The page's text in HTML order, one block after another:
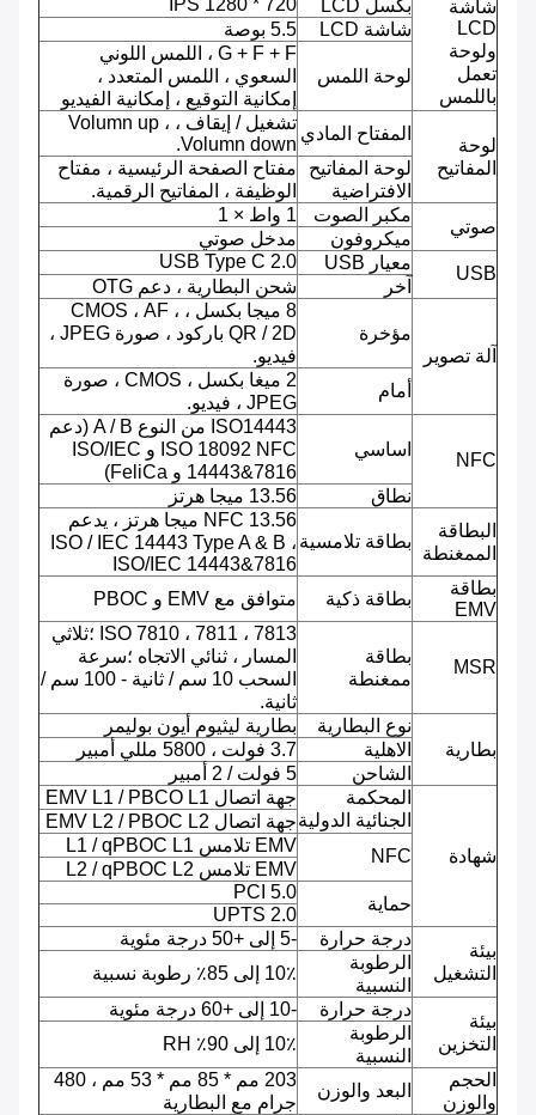
شاشة
LCD
ولوحة
تعمل
باللمس
بكسل LCD
720 * 1280 IPS
شاشة LCD
5.5 بوصة
لوحة اللمس
G + F + F ، اللمس اللوني
السعوي ، اللمس المتعدد ،
إمكانية التوقيع ، إمكانية الفيديو
لوحة
المفاتيح
المفتاح المادي
تشغيل / إيقاف ، Volumn up ،
Volumn down.
لوحة المفاتيح
الافتراضية
مفتاح الصفحة الرئيسية ، مفتاح
الوظيفة ، المفاتيح الرقمية.
صوتي
مكبر الصوت
1 واط × 1
ميكروفون
مدخل صوتي
USB
معيار USB
USB Type C 2.0
آخر
شحن البطارية ، دعم OTG
آلة تصوير
مؤخرة
8 ميجا بكسل ، CMOS ، AF ،
QR / 2D باركود ، صورة JPEG ،
فيديو.
أمام
2 ميغا بكسل ، CMOS ، صورة
JPEG ، فيديو.
NFC
اساسي
ISO14443 من النوع A / B (دعم
ISO 18092 NFC و ISO/IEC
14443&7816 و FeliCa)
نطاق
13.56 ميجا هرتز
البطاقة
الممغنطة
بطاقة تلامسية
NFC 13.56 ميجا هرتز ، يدعم
ISO / IEC 14443 Type A & B ،
ISO/IEC 14443&7816
بطاقة
EMV
بطاقة ذكية متوافق مع EMV و PBOC
MSR
بطاقة
ممغنطة
ISO 7810 ، 7811 ، 7813 ؛ثلاثي
المسار ، ثنائي الاتجاه ؛سرعة
السحب 10 سم / ثانية - 100 سم /
ثانية.
بطارية
نوع البطارية
بطارية ليثيوم أيون بوليمر
الاهلية
3.7 فولت ، 5800 مللي أمبير
الشاحن
5 فولت / 2 أمبير
شهادة
المحكمة
الجنائية الدولية
جهة اتصال EMV L1 / PBCO L1
جهة اتصال EMV L2 / PBOC L2
NFC
EMV تلامس L1 / qPBOC L1
EMV تلامس L2 / qPBOC L2
حماية
PCI 5.0
UPTS 2.0
بيئة
التشغيل
درجة حرارة
-5 إلى +50 درجة مئوية
الرطوبة
النسبية
10٪ إلى 85٪ رطوبة نسبية
بيئة
التخزين
درجة حرارة
-10 إلى +60 درجة مئوية
الرطوبة
النسبية
10٪ إلى 90٪ RH
الحجم
والوزن
البعد والوزن
203 مم * 85 مم * 53 مم ، 480
جرام مع البطارية